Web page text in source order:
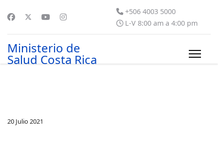
+506 4003 5000
L-V 8:00 am a 4:00 pm
Ministerio de
Salud Costa Rica
20 Julio 2021